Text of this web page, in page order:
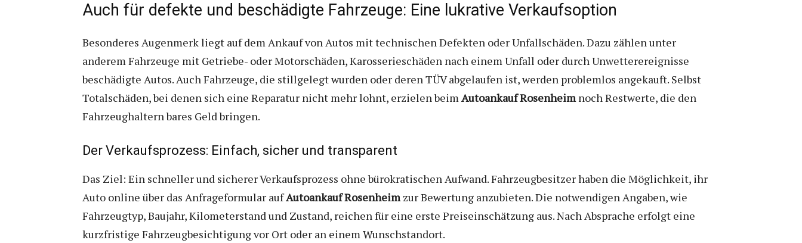
Auch für defekte und beschädigte Fahrzeuge: Eine lukrative Verkaufsoption
Besonderes Augenmerk liegt auf dem Ankauf von Autos mit technischen Defekten oder Unfallschäden. Dazu zählen unter
anderem Fahrzeuge mit Getriebe- oder Motorschäden, Karosserieschäden nach einem Unfall oder durch Unwetterereignisse
beschädigte Autos. Auch Fahrzeuge, die stillgelegt wurden oder deren TÜV abgelaufen ist, werden problemlos angekauft. Selbst
Totalschäden, bei denen sich eine Reparatur nicht mehr lohnt, erzielen beimAutoankauf Rosenheimnoch Restwerte, die den
Fahrzeughaltern bares Geld bringen.
Der Verkaufsprozess: Einfach, sicher und transparent
Das Ziel: Ein schneller und sicherer Verkaufsprozess ohne bürokratischen Aufwand. Fahrzeugbesitzer haben die Möglichkeit, ihr
Auto online über das Anfrageformular aufAutoankauf Rosenheimzur Bewertung anzubieten. Die notwendigen Angaben, wie
Fahrzeugtyp, Baujahr, Kilometerstand und Zustand, reichen für eine erste Preiseinschätzung aus. Nach Absprache erfolgt eine
kurzfristige Fahrzeugbesichtigung vor Ort oder an einem Wunschstandort.